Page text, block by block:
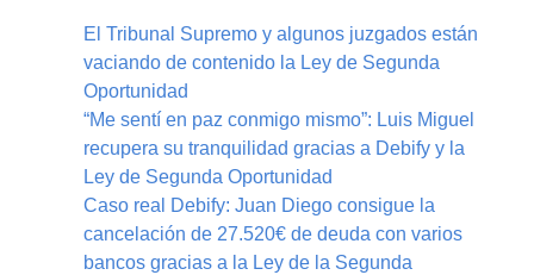
El Tribunal Supremo y algunos juzgados están
vaciando de contenido la Ley de Segunda
Oportunidad
“Me sentí en paz conmigo mismo”: Luis Miguel
recupera su tranquilidad gracias a Debify y la
Ley de Segunda Oportunidad
Caso real Debify: Juan Diego consigue la
cancelación de 27.520€ de deuda con varios
bancos gracias a la Ley de la Segunda